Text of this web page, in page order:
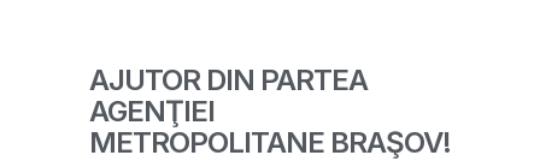
AJUTOR DIN PARTEA
AGENŢIEI
METROPOLITANE BRAŞOV!